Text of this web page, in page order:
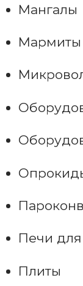
Мангалы
Мармиты
Печи
Плиты